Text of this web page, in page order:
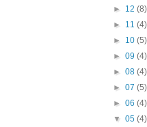
► 12(8)
► 11(4)
► 10(5)
►09(4)
►08(4)
►07(5)
►06(4)
▼05(4)